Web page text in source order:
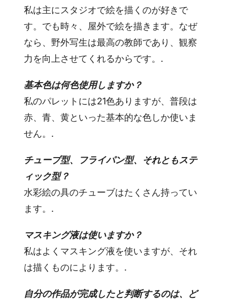
私は主にスタジオで絵を描くのが好きで
す。でも時々、屋外で絵を描きます。なぜ
なら、野外写生は最高の教師であり、観察
力を向上させてくれるからです。.
基本色は何色使用しますか？
私のパレットには21色ありますが、普段は
赤、青、黄といった基本的な色しか使いま
せん。.
チューブ型、フライパン型、それともステ
ィック型？
水彩絵の具のチューブはたくさん持ってい
ます。.
マスキング液は使いますか？
私はよくマスキング液を使いますが、それ
は描くものによります。.
自分の作品が完成したと判断するのは、ど